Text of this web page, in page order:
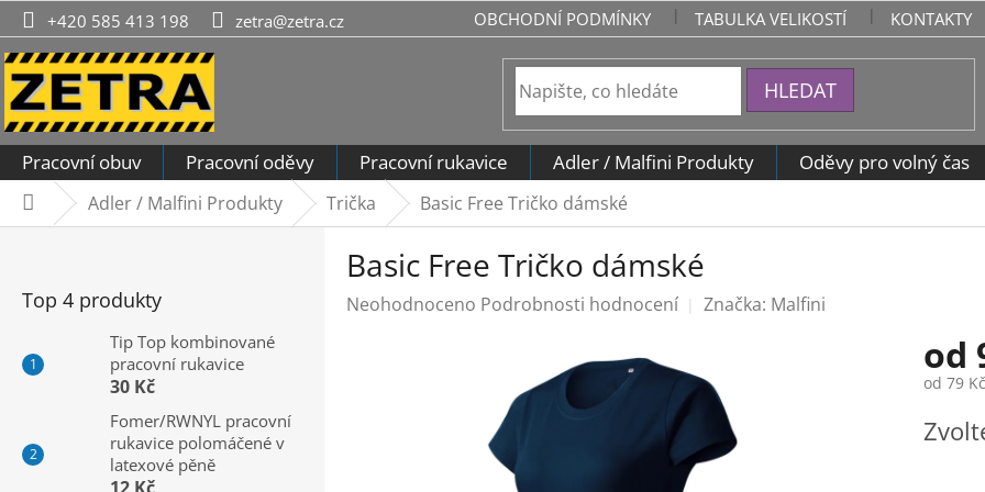
Přejít
na
obsah
+420 585 413 198 zetra@zetra.cz OBCHODNÍ PODMÍNKY TABULKA VELIKOSTÍ KONTAKTY
HLEDAT
Pracovní obuv Pracovní oděvy Pracovní rukavice Adler / Malfini Produkty Oděvy pro volný čas
DomůAdler / Malfini Produkty Trička Basic Free Tričko dámské
Top 4 produkty
Tip Top kombinované
pracovní rukavice
30 Kč
Fomer/RWNYL pracovní
rukavice polomáčené v
latexové pěně
Basic Free Tričko dámské
Průměrné
Neohodnoceno Podrobnosti hodnocení Značka: Malfini
od
od 79 Kč
cena: